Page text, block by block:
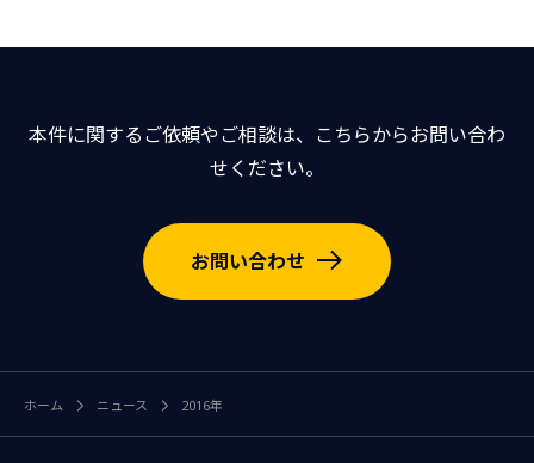
本件に関するご依頼やご相談は、こちらからお問い合わ
せください。
お問い合わせ
ホーム ニュース 2016年